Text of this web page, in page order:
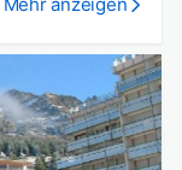
Mehr anzeigen